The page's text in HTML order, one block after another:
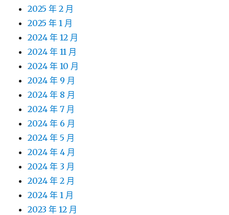
2025 年 2 月
2025 年 1 月
2024 年 12 月
2024 年 11 月
2024 年 10 月
2024 年 9 月
2024 年 8 月
2024 年 7 月
2024 年 6 月
2024 年 5 月
2024 年 4 月
2024 年 3 月
2024 年 2 月
2024 年 1 月
2023 年 12 月